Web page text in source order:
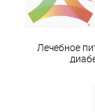
Лечебное